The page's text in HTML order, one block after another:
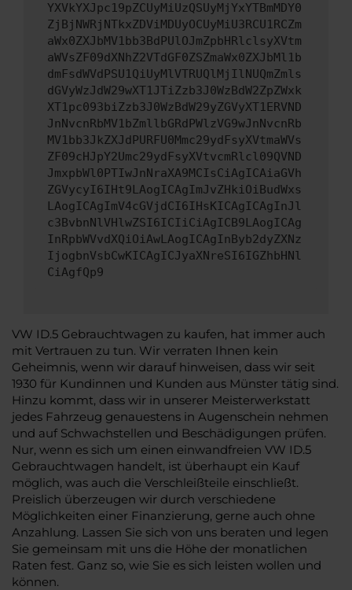
YXVkYXJpc19pZCUyMiUzQSUyMjYxYTBmMDY0
ZjBjNWRjNTkxZDViMDUyOCUyMiU3RCU1RCZm
aWx0ZXJbMV1bb3BdPUlOJmZpbHRlclsyXVtm
aWVsZF09dXNhZ2VTdGF0ZSZmaWx0ZXJbMl1b
dmFsdWVdPSU1QiUyMlVTRUQlMjIlNUQmZmls
dGVyWzJdW29wXT1JTiZzb3J0WzBdW2ZpZWxk
XT1pc093biZzb3J0WzBdW29yZGVyXT1ERVND
JnNvcnRbMV1bZmllbGRdPWlzVG9wJnNvcnRb
MV1bb3JkZXJdPURFU0Mmc29ydFsyXVtmaWVs
ZF09cHJpY2Umc29ydFsyXVtvcmRlcl09QVND
JmxpbWl0PTIwJnNraXA9MCIsCiAgICAiaGVh
ZGVycyI6IHt9LAogICAgImJvZHkiOiBudWxs
LAogICAgImV4cGVjdCI6IHsKICAgICAgInJl
c3BvbnNlVHlwZSI6ICIiCiAgICB9LAogICAg
InRpbWVvdXQiOiAwLAogICAgInByb2dyZXNz
IjogbnVsbCwKICAgICJyaXNreSI6IGZhbHNl
CiAgfQp9
VW ID.5 Gebrauchtwagen zu kaufen, hat immer auch
mit Vertrauen zu tun. Wir verraten Ihnen kein
Geheimnis, wenn wir darauf hinweisen, dass wir seit
1930 für Kundinnen und Kunden aus Münster tätig sind.
Hinzu kommt, dass wir in unserer Meisterwerkstatt
jedes Fahrzeug genauestens in Augenschein nehmen
und auf Schwachstellen und Beschädigungen prüfen.
Nur, wenn es sich um einen einwandfreien VW ID.5
Gebrauchtwagen handelt, ist überhaupt ein Kauf
möglich, was auch die Verschleißteile einschließt.
Preislich überzeugen wir durch verschiedene
Möglichkeiten einer Finanzierung, gerne auch ohne
Anzahlung. Lassen Sie sich von uns beraten und legen
Sie gemeinsam mit uns die Höhe der monatlichen
Raten fest. Ganz so, wie Sie es sich leisten wollen und
können.